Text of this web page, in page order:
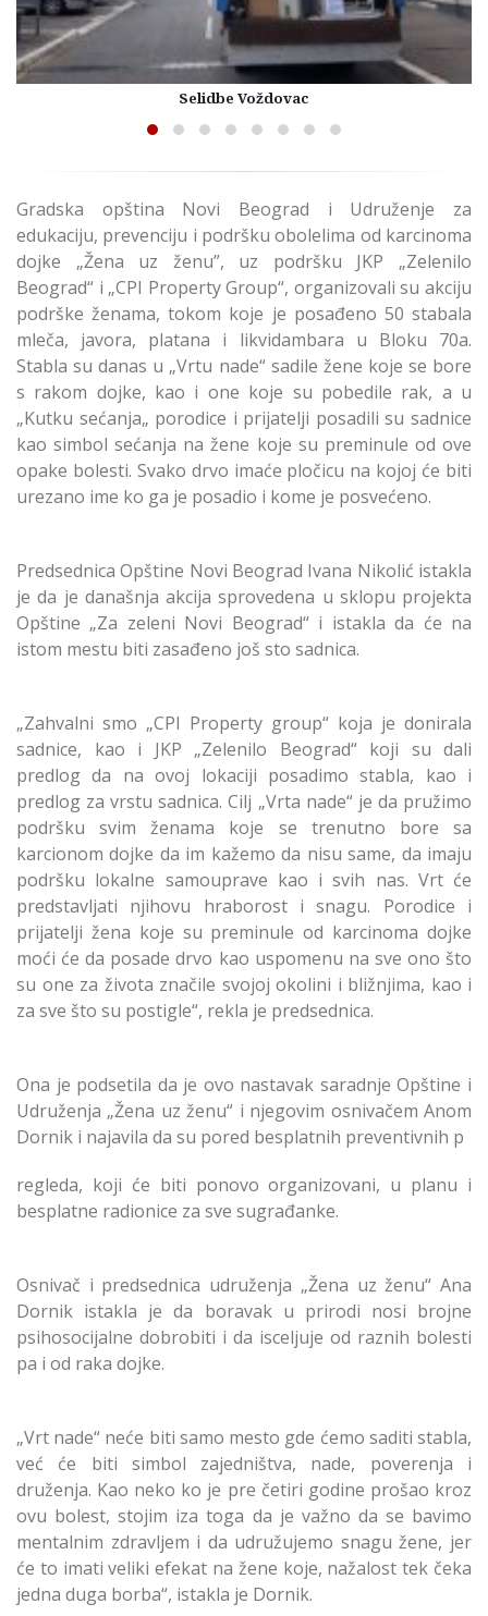
Selidbe Voždovac
Gradska opština Novi Beograd i Udruženje za
edukaciju, prevenciju i podršku obolelima od karcinoma
dojke „Žena uz ženu”, uz podršku JKP „Zelenilo
Beograd“ i „CPI Property Group“, organizovali su akciju
podrške ženama, tokom koje je posađeno 50 stabala
mleča, javora, platana i likvidambara u Bloku 70a.
Stabla su danas u „Vrtu nade“ sadile žene koje se bore
s rakom dojke, kao i one koje su pobedile rak, a u
„Kutku sećanja„ porodice i prijatelji posadili su sadnice
kao simbol sećanja na žene koje su preminule od ove
opake bolesti. Svako drvo imaće pločicu na kojoj će biti
urezano ime ko ga je posadio i kome je posvećeno.
Predsednica Opštine Novi Beograd Ivana Nikolić istakla
je da je današnja akcija sprovedena u sklopu projekta
Opštine „Za zeleni Novi Beograd“ i istakla da će na
istom mestu biti zasađeno još sto sadnica.
„Zahvalni smo „CPI Property group“ koja je donirala
sadnice, kao i JKP „Zelenilo Beograd“ koji su dali
predlog da na ovoj lokaciji posadimo stabla, kao i
predlog za vrstu sadnica. Cilj „Vrta nade“ je da pružimo
podršku svim ženama koje se trenutno bore sa
karcionom dojke da im kažemo da nisu same, da imaju
podršku lokalne samouprave kao i svih nas. Vrt će
predstavljati njihovu hraborost i snagu. Porodice i
prijatelji žena koje su preminule od karcinoma dojke
moći će da posade drvo kao uspomenu na sve ono što
su one za života značile svojoj okolini i bližnjima, kao i
za sve što su postigle“, rekla je predsednica.
Ona je podsetila da je ovo nastavak saradnje Opštine i
Udruženja „Žena uz ženu“ i njegovim osnivačem Anom
Dornik i najavila da su pored besplatnih preventivnih p
regleda, koji će biti ponovo organizovani, u planu i
besplatne radionice za sve sugrađanke.
Osnivač i predsednica udruženja „Žena uz ženu“ Ana
Dornik istakla je da boravak u prirodi nosi brojne
psihosocijalne dobrobiti i da isceljuje od raznih bolesti
pa i od raka dojke.
„Vrt nade“ neće biti samo mesto gde ćemo saditi stabla,
već će biti simbol zajedništva, nade, poverenja i
druženja. Kao neko ko je pre četiri godine prošao kroz
ovu bolest, stojim iza toga da je važno da se bavimo
mentalnim zdravljem i da udružujemo snagu žene, jer
će to imati veliki efekat na žene koje, nažalost tek čeka
jedna duga borba“, istakla je Dornik.